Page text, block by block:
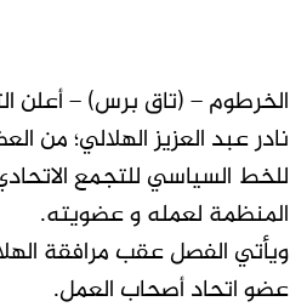
الخرطوم – (تاق برس) – أعلن
نادر عبد العزيز الهلالي؛ من
للخط السياسي للتجمع
المنظمة لعمله و عضويته.
ويأتي الفصل عقب مرافقة
عضو اتحاد أصحاب العمل.